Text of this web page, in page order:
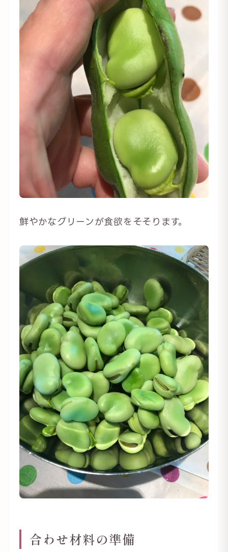
鮮やかなグリーンが食欲をそそります。
合わせ材料の準備